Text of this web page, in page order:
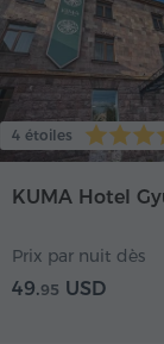
4 étoiles
KUMA Hotel
Prix par nuit dès
49.95 USD